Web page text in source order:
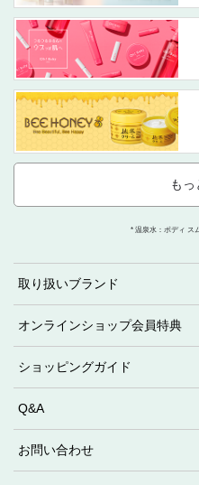
もっ
* 温泉水：ボディ ス
取り扱いブランド
オンラインショップ会員特典
ショッピングガイド
Q&A
お問い合わせ